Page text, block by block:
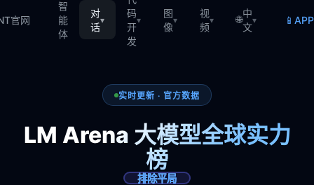
官网
智
能
体
对
话
▾
码
开
发
▾
图
像
▾
视
频
▾ 🌐
中
文
▾ 📱
实时更新 · 官方数据
LM Arena 大模型全球实力
榜
排除平局